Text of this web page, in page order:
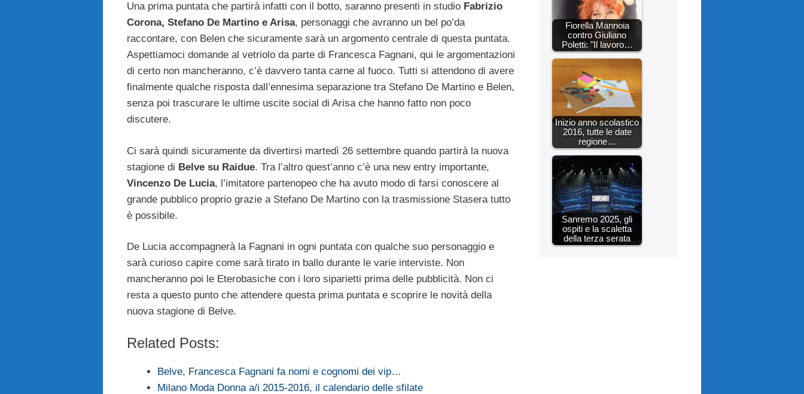
Una prima puntata che partirà infatti con il botto, saranno presenti in studio Fabrizio
Corona, Stefano De Martino e Arisa, personaggi che avranno un bel po’da
raccontare, con Belen che sicuramente sarà un argomento centrale di questa puntata.
Aspettiamoci domande al vetriolo da parte di Francesca Fagnani, qui le argomentazioni
di certo non mancheranno, c’è davvero tanta carne al fuoco. Tutti si attendono di avere
finalmente qualche risposta dall’ennesima separazione tra Stefano De Martino e Belen,
senza poi trascurare le ultime uscite social di Arisa che hanno fatto non poco
discutere.
Ci sarà quindi sicuramente da divertirsi martedì 26 settembre quando partirà la nuova
stagione di Belve su Raidue. Tra l’altro quest’anno c’è una new entry importante,
Vincenzo De Lucia, l’imitatore partenopeo che ha avuto modo di farsi conoscere al
grande pubblico proprio grazie a Stefano De Martino con la trasmissione Stasera tutto
è possibile.
De Lucia accompagnerà la Fagnani in ogni puntata con qualche suo personaggio e
sarà curioso capire come sarà tirato in ballo durante le varie interviste. Non
mancheranno poi le Eterobasiche con i loro siparietti prima delle pubblicità. Non ci
resta a questo punto che attendere questa prima puntata e scoprire le novità della
nuova stagione di Belve.
Related Posts:
Belve, Francesca Fagnani fa nomi e cognomi dei vip…
Milano Moda Donna a/i 2015-2016, il calendario delle sfilate
Fiorella Mannoia
contro Giuliano
Poletti: "Il lavoro…
Inizio anno scolastico
2016, tutte le date
regione…
Sanremo 2025, gli
ospiti e la scaletta
della terza serata